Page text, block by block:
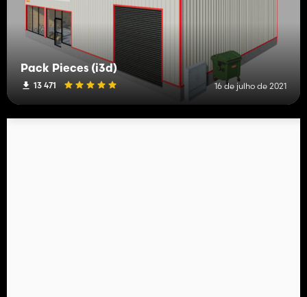
Pack Pieces (i3d)
13 471 16 de julho de 2021